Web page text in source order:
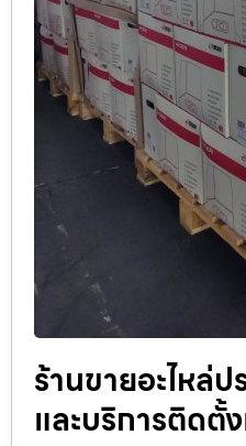
ร้านขายอะไหล่
และบริการติดตั้